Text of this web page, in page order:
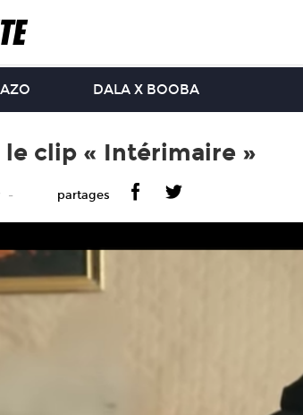
DALA X BOOBA
clip « Intérimaire »
partages